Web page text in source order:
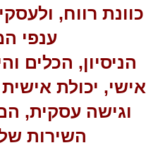
כוונת רווח,
ענפי
הניסיון, הכלים
אישי, יכולת
וגישה עסקית,
השירות